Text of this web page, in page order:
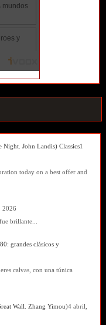
John Landis) Classics1
today on a best offer and
2026
brillante...
grandes clásicos y
calvas, con una túnica
Wall. Zhang Yimou)4 abril,